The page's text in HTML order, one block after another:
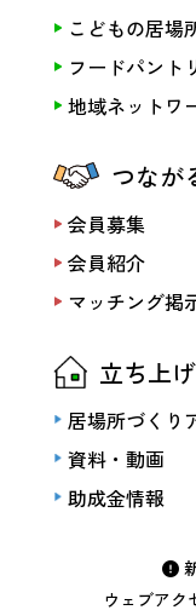
ウェブアク
こどもの居場
フードパント
地域ネットワ
つなが
会員募集
会員紹介
マッチング掲
立ち上
居場所づくり
資料・動画
助成金情報